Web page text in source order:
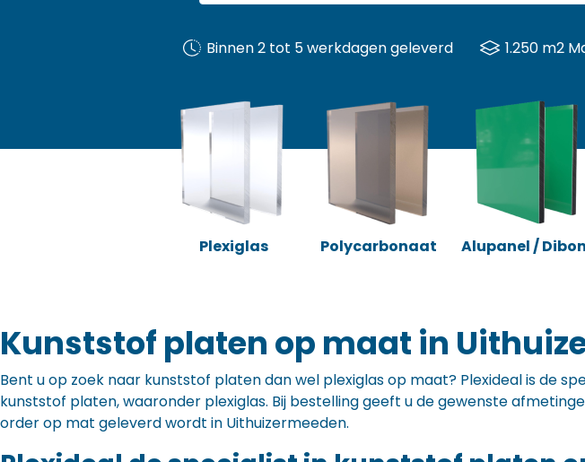
Binnen 2 tot 5 werkdagen geleverd 1.250 m2
Plexiglas Polycarbonaat Alupanel /
Kunststof platen op maat in
Bent u op zoek naar kunststof platen dan wel plexiglas op maat? Plexideal is de
kunststof platen, waaronder plexiglas. Bij bestelling geeft u de gewenste
order op mat geleverd wordt in Uithuizermeeden.